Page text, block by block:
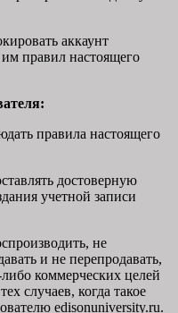
аккаунт
правил настоящего
правила настоящего
достоверную
учетной записи
не
и не перепродавать,
коммерческих целей
случаев, когда такое
edisonuniversity.ru.